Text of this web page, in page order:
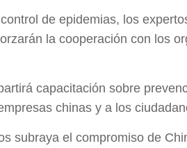
de epidemias, los
la cooperación con los
capacitación sobre
chinas y a los
subraya el compromiso de